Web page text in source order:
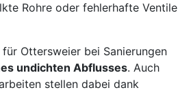
Rohre oder fehlerhafte Ventile
Ottersweier bei Sanierungen
undichten Abflusses. Auch
stellen dabei dank